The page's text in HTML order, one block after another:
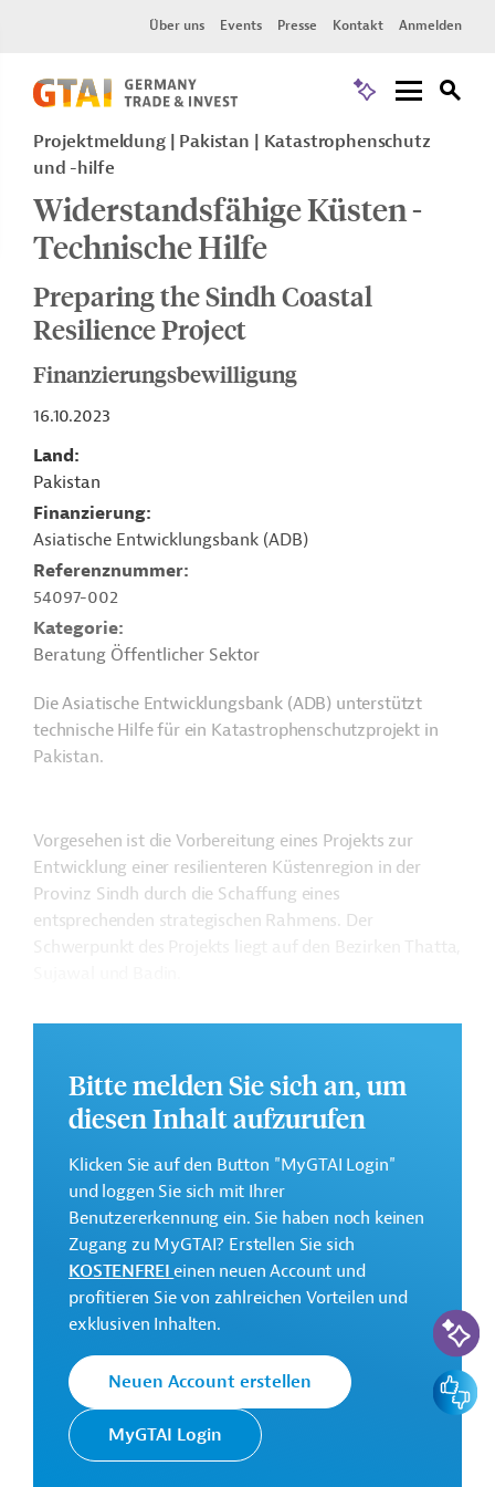
Über uns Events Presse Kontakt Anmelden
Projektmeldung Pakistan
Katastrophenschutz
und -hilfe
Widerstandsfähige Küsten -
Technische Hilfe
Preparing the Sindh Coastal
Resilience Project
Finanzierungsbewilligung
16.10.2023
Land
Pakistan
Finanzierung
Asiatische Entwicklungsbank (ADB)
Referenznummer
54097-002
Kategorie
Beratung Öffentlicher Sektor
Die Asiatische Entwicklungsbank (ADB) unterstützt
technische Hilfe für ein Katastrophenschutzprojekt in
Pakistan.
Vorgesehen ist die Vorbereitung eines Projekts zur
Entwicklung einer resilienteren Küstenregion in der
Provinz Sindh durch die Schaffung eines
entsprechenden strategischen Rahmens. Der
Schwerpunkt des Projekts liegt auf den Bezirken Thatta,
Gesamtkosten:
2 Millionen US-Dollar
Kontaktadresse
Asiatische
(ADB)
Die ADB ist die wichtigste
multilaterale
Projekte in der Region Asien
Bitte melden Sie sich an, um
diesen Inhalt aufzurufen
Klicken Sie auf den Button "MyGTAI Login"
und loggen Sie sich mit Ihrer
Benutzererkennung ein. Sie haben noch keinen
Zugang zu MyGTAI? Erstellen Sie sich
KOSTENFREIeinen neuen Account und
profitieren Sie von zahlreichen Vorteilen und
exklusiven Inhalten.
Neuen Account erstellen
MyGTAI Login
KI-